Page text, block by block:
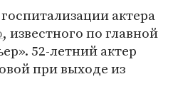
актера
, известного по главной
52-летний актер
при выходе из